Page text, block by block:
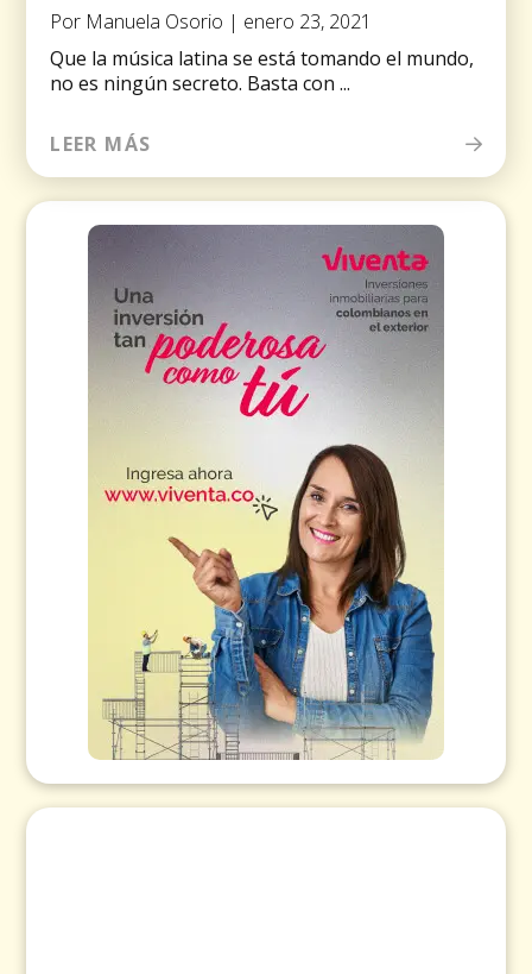
Por Manuela Osorio | enero 23, 2021
Que la música latina se está tomando el mundo,
no es ningún secreto. Basta con ...
LEER MÁS